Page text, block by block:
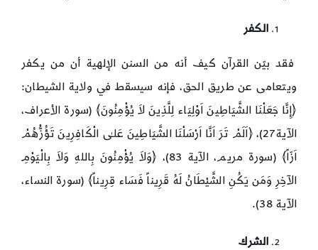
الكفر
فقد بيّن القرآن كيف أنه من السنن الإلهية أن من يكفر
ويتعامى عن طريق الحق، فإنه سيسقط في ولاية الشيطان:
﴿إِنَّا جَعَلْنَا الشَّيَاطِينَ اَوْلِيَاء لِلَّذِينَ لاَ يُؤْمِنُونَ﴾ (سورة الأعراف،
الآية27)، ﴿اَلَمْ تَرَ اَنَّا اَرْسَلْنَا الشَّيَاطِينَ عَلـٰى الْكَافِرِينَ تَؤُزُّهُمْ
اَزّاً﴾ (سورة مريم، الآية 83)، ﴿وَلاَ يُؤْمِنُونَ بِاللهِ وَلاَ بِالْيَوْمِ
الآخِرِ وَمَن يَكُنِ الشَّيْطَانُ لَهُ قَرِيناً فَسَاء قِرِيناً﴾ (سورة النساء،
الآية 38).
الشرك